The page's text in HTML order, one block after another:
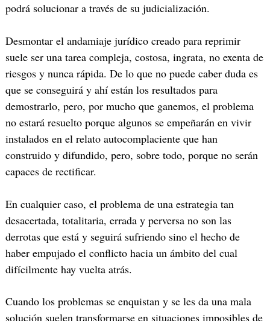
podrá solucionar a través de su judicialización.
Desmontar el andamiaje jurídico creado para reprimir
suele ser una tarea compleja, costosa, ingrata, no exenta de
riesgos y nunca rápida. De lo que no puede caber duda es
que se conseguirá y ahí están los resultados para
demostrarlo, pero, por mucho que ganemos, el problema
no estará resuelto porque algunos se empeñarán en vivir
instalados en el relato autocomplaciente que han
construido y difundido, pero, sobre todo, porque no serán
capaces de rectificar.
En cualquier caso, el problema de una estrategia tan
desacertada, totalitaria, errada y perversa no son las
derrotas que está y seguirá sufriendo sino el hecho de
haber empujado el conflicto hacia un ámbito del cual
difícilmente hay vuelta atrás.
Cuando los problemas se enquistan y se les da una mala
solución suelen transformarse en situaciones imposibles de